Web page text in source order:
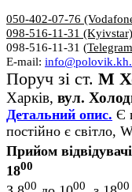
050-402-07-76
098-516-11-31 (Kyivstar)
098-516-11-31 (Telegram
E-mail:
Поруч зі ст. М
Харків, вул.
Детальний опис. Є
постійно є світло,
Прийом
1800
00 00 00